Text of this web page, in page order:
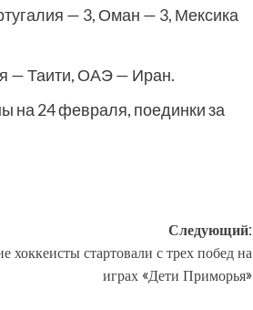
— 3, Оман — 3, Мексика
— Таити, ОАЭ — Иран.
на 24 февраля, поединки за
Следующий:
хоккеисты стартовали с трех побед на
играх «Дети Приморья»